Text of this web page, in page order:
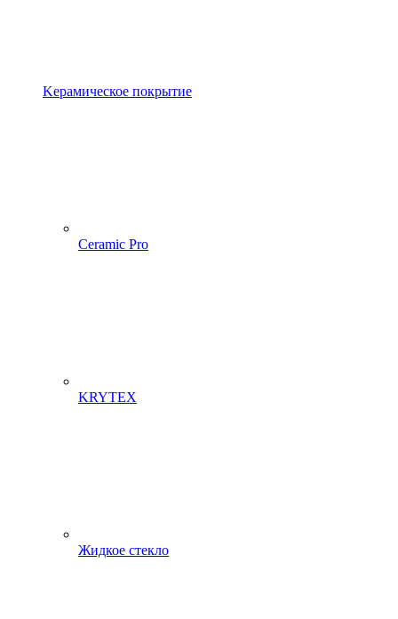
Kерамическое покрытие
Ceramic Pro
KRYTEX
Жидкое стекло